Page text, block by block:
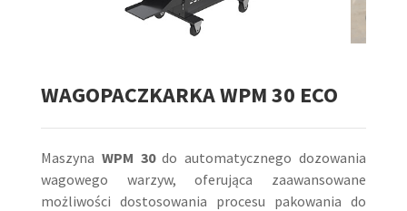
WAGOPACZKARKAWPM 30 ECO
Maszyna WPM 30do automatycznego dozowania
wagowego warzyw, oferująca zaawansowane
możliwości dostosowania procesu pakowania do